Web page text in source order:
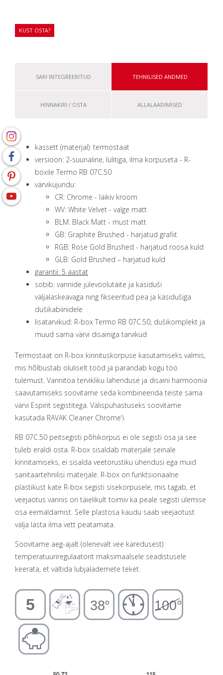
KUST OSTA?
SARI INTEGREERITUD TEHNILISED ANDMED
HINNAKIRI / OSTA ALLALAADIMISED
kassett (materjal): termostaat
versioon: 2-suunaline, lülitiga, ilma korpuseta - R-
boxile Termo RB 07C.50
värvikujundu:
CR: Chrome - läikiv kroom
WV: White Velvet - valge matt
BLM: Black Matt - must matt
GB: Graphite Brushed - harjatud grafiit
RGB: Rose Gold Brushed - harjatud roosa kuld
GLB: Gold Brushed – harjatud kuld
garantii: 5 aastat
sobib: vannide jülevoolutäite ja käsiduši
väljalaskeavaga ning fikseeritud pea ja käsidušiga
dušikabiinidele
lisatarvikud: R-box Termo RB 07C.50, dušikomplekt ja
muud sama värvi disainiga tarvikud
Termostaat on R-box kinnituskorpuse kasutamiseks valmis,
mis hõlbustab oluliselt tööd ja parandab kogu töö
tulemust. Vannitoa tervikliku lahenduse ja disaini harmoonia
saavutamiseks soovitame seda kombineerida teiste sama
värvi Espirit segistitega. Välispuhastuseks soovitame
kasutada RAVAK Cleaner Chrome'i.
RB 07C.50 peitsegisti põhikorpus ei ole segisti osa ja see
tuleb eraldi osta. R-box sisaldab materjale seinale
kinnitamiseks, ei sisalda veetorustiku ühendusi ega muid
sanitaartehnilisi materjale. R-box on funktsionaalne
plastikust kate R-box segisti sisekorpusele, mis tagab, et
veejaotus vannis on täielikult toimiv ka peale segisti ülemise
osa eemaldamist. Selle plastosa kaudu saab veejaotust
välja lasta ilma vett peatamata.
Soovitame aeg-ajalt (olenevalt vee karedusest)
temperatuuriregulaatorit maksimaalsele seadistusele
keerata, et vältida lubjalademete teket.